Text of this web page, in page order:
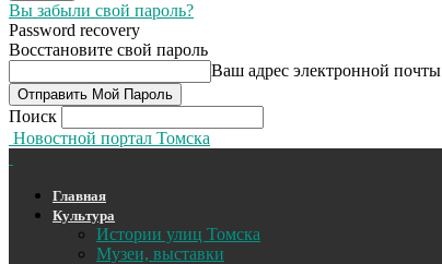
Вы забыли свой пароль?
Password recovery
Восстановите свой пароль
Ваш адрес электронной почты
Поиск
Новостной портал Томска
Главная
Культура
Истории улиц Томска
Музеи, выставки